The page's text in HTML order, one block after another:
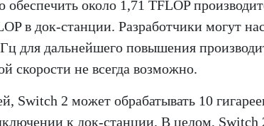
около 1,71 TFLOP
в док-станции. Разработчики могут
для дальнейшего повышения
скорости не всегда возможно.
Switch 2 может обрабатывать 10
к док-станции. В целом,